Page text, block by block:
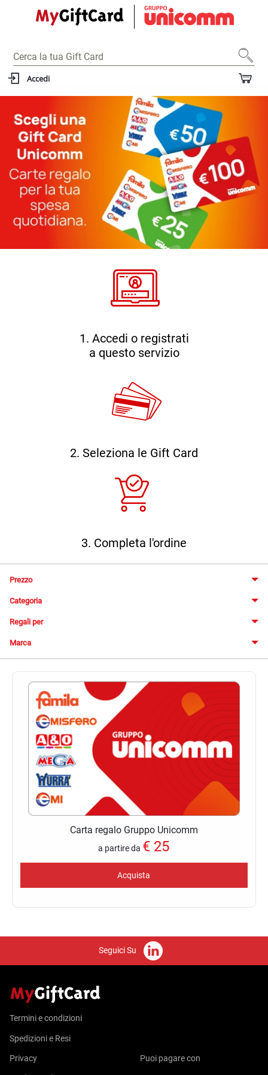
Accedi
1. Accedi o registrati
a questo servizio
2. Seleziona le Gift Card
3. Completa l'ordine
Prezzo
Categoria
Regali per
Marca
Carta regalo Gruppo Unicomm
a partire da € 25
Acquista
Seguici Su
Termini e condizioni
Spedizioni e Resi
Privacy Puoi pagare con